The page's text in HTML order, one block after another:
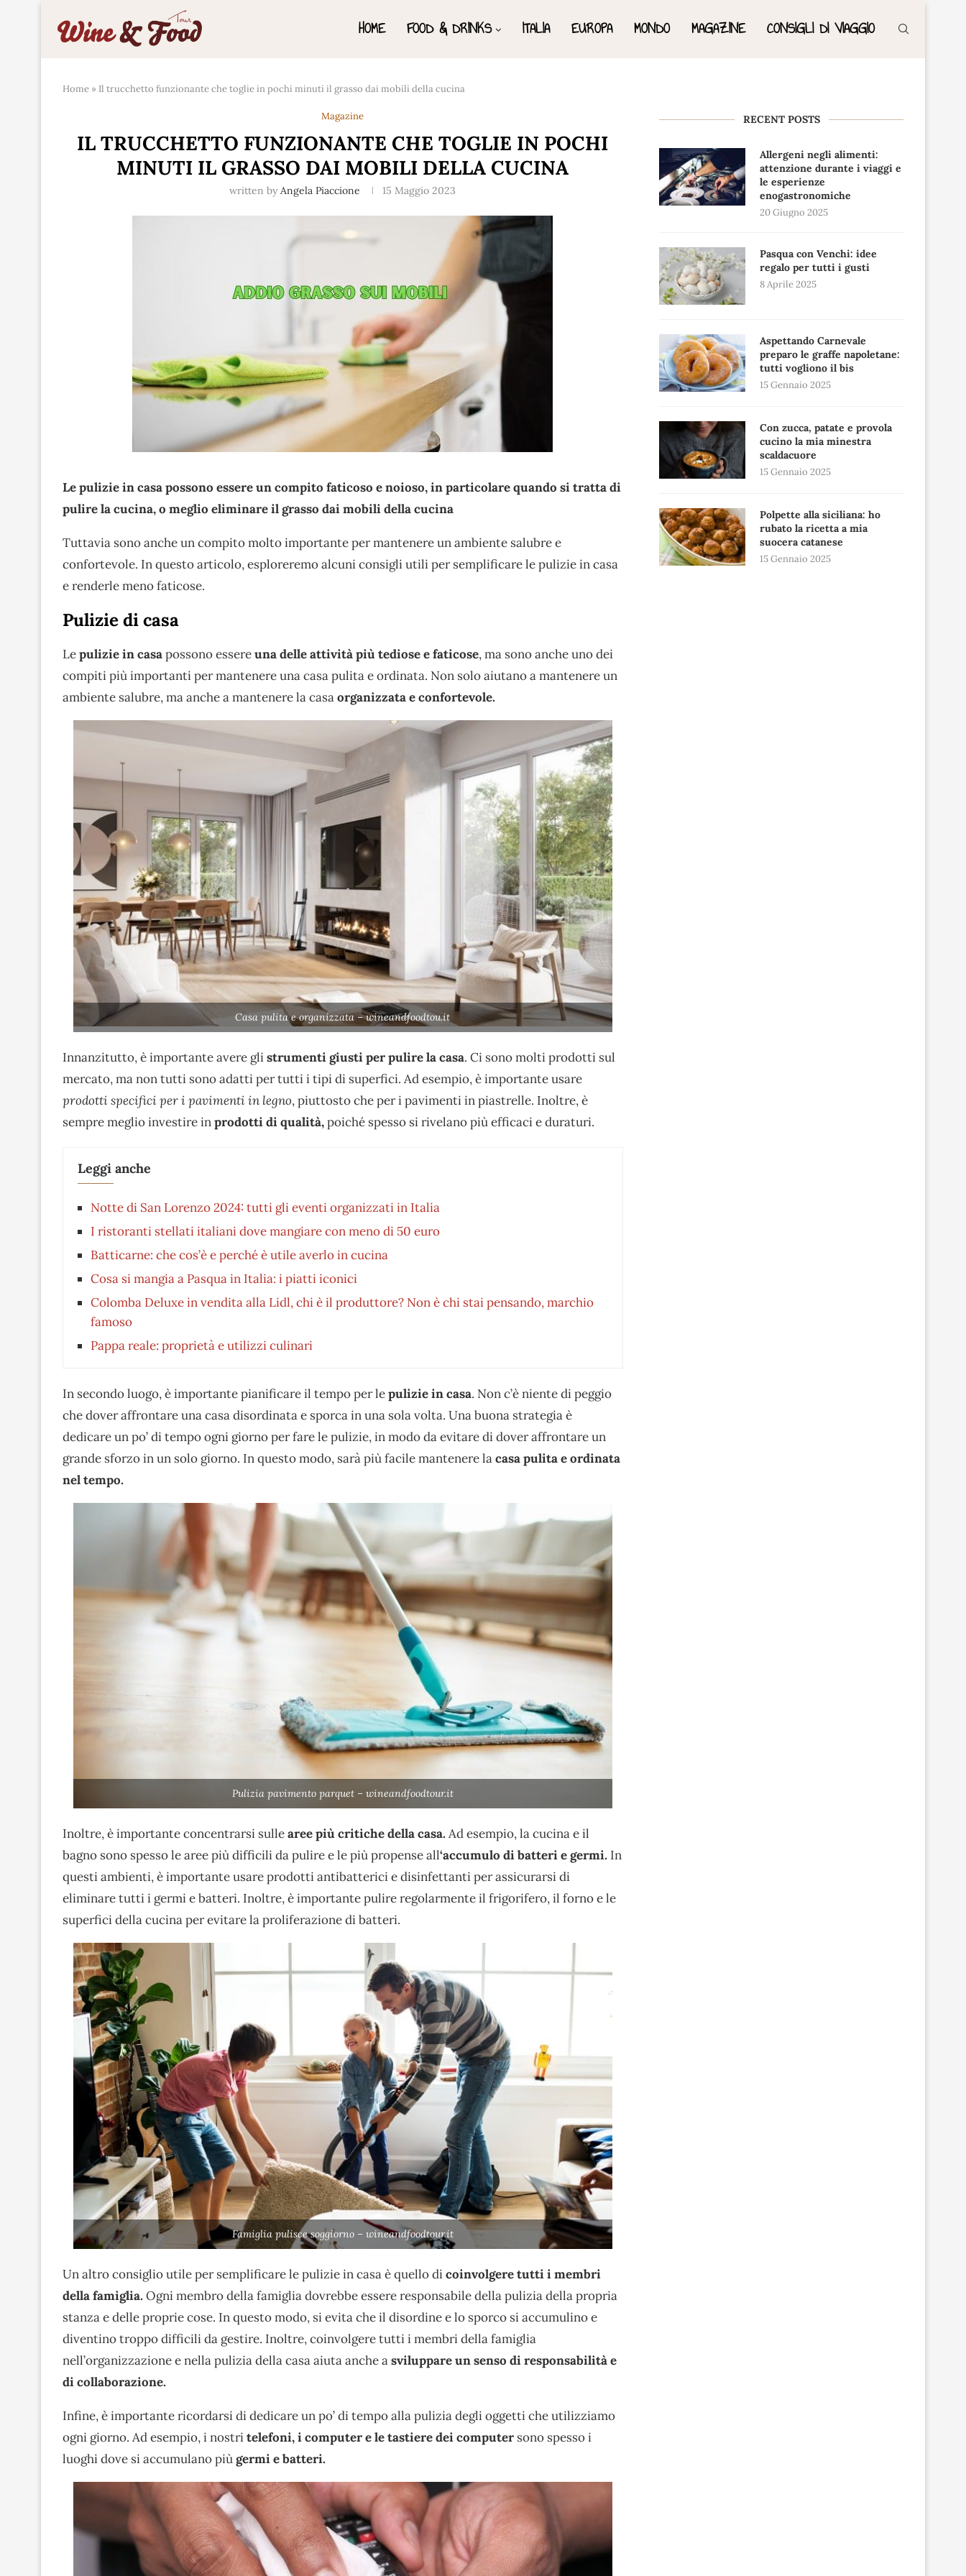
HOME FOOD & DRINKS ITALIA EUROPA MONDO MAGAZINE CONSIGLI DI VIAGGIO
Home » Il trucchetto funzionante che toglie in pochi minuti il grasso dai mobili della cucina
Magazine
IL TRUCCHETTO FUNZIONANTE CHE TOGLIE IN POCHI
MINUTI IL GRASSO DAI MOBILI DELLA CUCINA
written byAngela Piaccione 15 Maggio 2023
Le pulizie in casapossono essere un compito faticoso e noioso, in particolare quando si tratta di
pulire la cucina, o meglio eliminare il grasso dai mobili della cucina
Tuttavia sono anche un compito molto importante per mantenere un ambiente salubre e
confortevole. In questo articolo, esploreremo alcuni consigli utili per semplificare le pulizie in casa
e renderle meno faticose.
Pulizie di casa
Lepulizie in casapossono essereuna delle attività più tediose e faticose, ma sono anche uno dei
compiti più importanti per mantenere una casa pulita e ordinata. Non solo aiutano a mantenere un
ambiente salubre, ma anche a mantenere la casaorganizzata e confortevole.
Casa pulita e organizzata – wineandfoodtou.it
Innanzitutto, è importante avere glistrumenti giusti per pulire la casa. Ci sono molti prodotti sul
mercato, ma non tutti sono adatti per tutti i tipi di superfici. Ad esempio, è importante usare
prodotti specifici per i pavimenti in legno, piuttosto che per i pavimenti in piastrelle. Inoltre, è
sempre meglio investire inprodotti di qualità,poiché spesso si rivelano più efficaci e duraturi.
Leggi anche
Notte di San Lorenzo 2024: tutti gli eventi organizzati in Italia
I ristoranti stellati italiani dove mangiare con meno di 50 euro
Batticarne: che cos’è e perché è utile averlo in cucina
Cosa si mangia a Pasqua in Italia: i piatti iconici
Colomba Deluxe in vendita alla Lidl, chi è il produttore? Non è chi stai pensando, marchio
famoso
Pappa reale: proprietà e utilizzi culinari
In secondo luogo, è importante pianificare il tempo per lepulizie in casa. Non c’è niente di peggio
che dover affrontare una casa disordinata e sporca in una sola volta. Una buona strategia è
dedicare un po’ di tempo ogni giorno per fare le pulizie, in modo da evitare di dover affrontare un
grande sforzo in un solo giorno. In questo modo, sarà più facile mantenere lacasa pulita e ordinata
nel tempo.
Pulizia pavimento parquet – wineandfoodtour.it
Inoltre, è importante concentrarsi sullearee più critiche della casa. Ad esempio, la cucina e il
bagno sono spesso le aree più difficili da pulire e le più propense all‘accumulo di batteri e germi. In
questi ambienti, è importante usare prodotti antibatterici e disinfettanti per assicurarsi di
eliminare tutti i germi e batteri. Inoltre, è importante pulire regolarmente il frigorifero, il forno e le
superfici della cucina per evitare la proliferazione di batteri.
Famiglia pulisce soggiorno – wineandfoodtour.it
Un altro consiglio utile per semplificare le pulizie in casa è quello dicoinvolgere tutti i membri
della famiglia. Ogni membro della famiglia dovrebbe essere responsabile della pulizia della propria
stanza e delle proprie cose. In questo modo, si evita che il disordine e lo sporco si accumulino e
diventino troppo difficili da gestire. Inoltre, coinvolgere tutti i membri della famiglia
nell’organizzazione e nella pulizia della casa aiuta anche asviluppare un senso di responsabilità e
di collaborazione.
Infine, è importante ricordarsi di dedicare un po’ di tempo alla pulizia degli oggetti che utilizziamo
ogni giorno. Ad esempio, i nostritelefoni, i computer e le tastiere dei computer sono spesso i
luoghi dove si accumulano piùgermi e batteri.
RECENT POSTS
Allergeni negli alimenti:
attenzione durante i viaggi e
le esperienze
enogastronomiche
20 Giugno 2025
Pasqua con Venchi: idee
regalo per tutti i gusti
8 Aprile 2025
Aspettando Carnevale
preparo le graffe napoletane:
tutti vogliono il bis
15 Gennaio 2025
Con zucca, patate e provola
cucino la mia minestra
scaldacuore
15 Gennaio 2025
Polpette alla siciliana: ho
rubato la ricetta a mia
suocera catanese
15 Gennaio 2025